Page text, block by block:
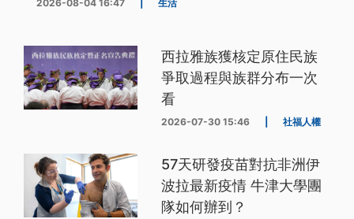
2026-08-04 16:47 生活
西拉雅族獲核定原住民族
爭取過程與族群分布一次
看
2026-07-30 15:46 社福人權
57天研發疫苗對抗非洲伊
波拉最新疫情 牛津大學團
隊如何辦到？